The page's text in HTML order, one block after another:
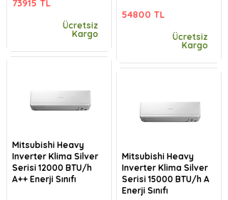
73915 TL
Ücretsiz
Kargo
Mitsubishi Heavy
Inverter Klima Silver
Serisi 12000 BTU/h
A++ Enerji Sınıfı
54800 TL
Ücretsiz
Kargo
Mitsubishi Heavy
Inverter Klima Silver
Serisi 15000 BTU/h A
Enerji Sınıfı